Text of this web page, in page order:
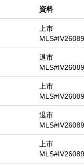
資料
上市
退市
上市
退市
上市